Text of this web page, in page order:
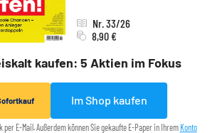
kaufen: 5 Aktien im Fokus
Nr. 33/26
8,90 €
Im Shop kaufen
E-Mail. Außerdem können Sie gekaufte E-Paper in IhremKonto